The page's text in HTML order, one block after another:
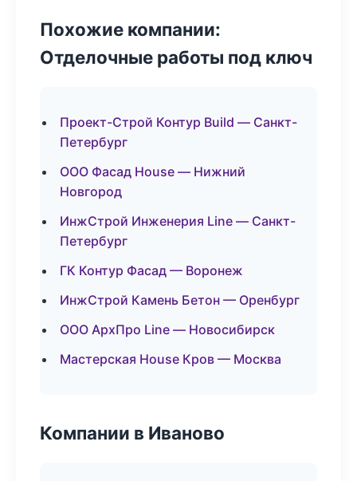
Похожие компании:
Отделочные работы под ключ
Проект-Строй Контур Build — Санкт-
Петербург
ООО Фасад House — Нижний
Новгород
ИнжСтрой Инженерия Line — Санкт-
Петербург
ГК Контур Фасад — Воронеж
ИнжСтрой Камень Бетон — Оренбург
ООО АрхПро Line — Новосибирск
Мастерская House Кров — Москва
Компании в Иваново